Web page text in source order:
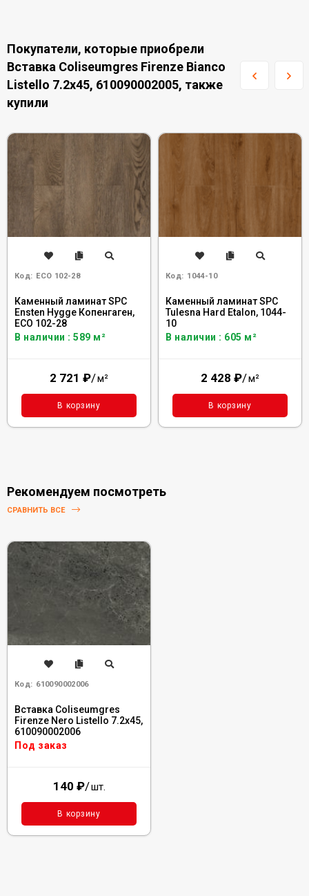
Покупатели, которые приобрели
Вставка Coliseumgres Firenze Bianco
Listello 7.2x45, 610090002005, также
купили
Код: ECO 102-28
Каменный ламинат SPC
Ensten Hygge Копенгаген,
ECO 102-28
В наличии : 589 м²
2 721 ₽/м²
В корзину
Код: 1044-10
Каменный ламинат SPC
Tulesna Hard Etalon, 1044-
10
В наличии : 605 м²
2 428 ₽/м²
В корзину
Рекомендуем посмотреть
СРАВНИТЬ ВСЕ
Код: 610090002006
Вставка Coliseumgres
Firenze Nero Listello 7.2x45,
610090002006
Под заказ
140 ₽/шт.
В корзину